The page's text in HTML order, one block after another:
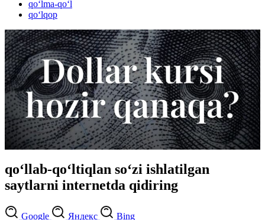
qo‘lma-qo‘l
qo‘lqop
qo‘llab-qo‘ltiqlan so‘zi ishlatilgan
saytlarni internetda qidiring
Google Яндекс Bing